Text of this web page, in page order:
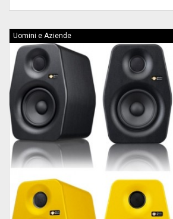
Uomini e Aziende